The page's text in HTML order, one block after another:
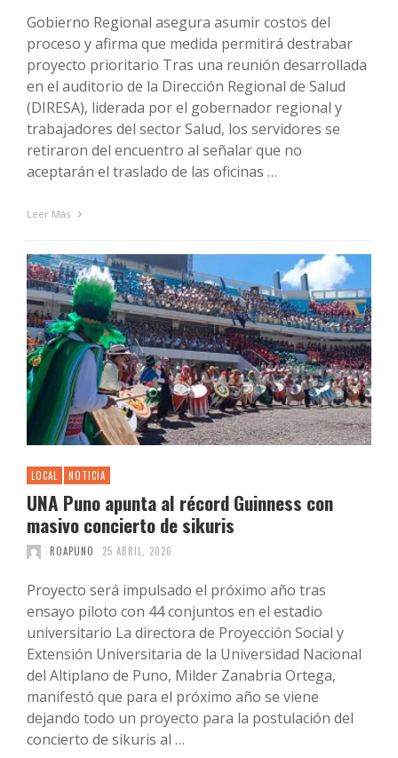
Gobierno Regional asegura asumir costos del
proceso y afirma que medida permitirá destrabar
proyecto prioritario Tras una reunión desarrollada
en el auditorio de la Dirección Regional de Salud
(DIRESA), liderada por el gobernador regional y
trabajadores del sector Salud, los servidores se
retiraron del encuentro al señalar que no
aceptarán el traslado de las oficinas …
Leer Más
LOCAL NOTICIA
UNA Puno apunta al récord Guinness con
masivo concierto de sikuris
ROAPUNO 25 ABRIL, 2026
Proyecto será impulsado el próximo año tras
ensayo piloto con 44 conjuntos en el estadio
universitario La directora de Proyección Social y
Extensión Universitaria de la Universidad Nacional
del Altiplano de Puno, Milder Zanabria Ortega,
manifestó que para el próximo año se viene
dejando todo un proyecto para la postulación del
concierto de sikuris al …